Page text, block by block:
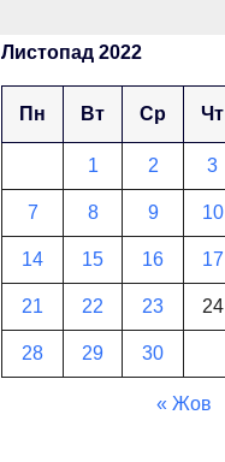
Листопад 2022
Пн Вт Ср Чт
1 2 3
7 8 9 10
14 15 16 17
21 22 23 24
28 29 30
« Жов